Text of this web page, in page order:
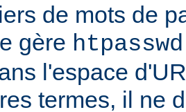
de mots de
gère htpasswd
l'espace
termes, il ne